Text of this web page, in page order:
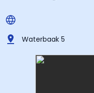
Waterbaak 5